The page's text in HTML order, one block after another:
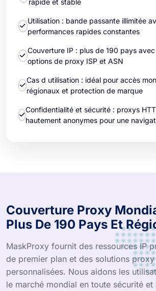
Utilisation : bande passante illimitée
performances rapides constantes
Couverture IP : plus de 190 pays
options de proxy ISP et ASN
Cas d utilisation : idéal pour accès
régionaux et protection de marque
Confidentialité et sécurité : proxys
hautement anonymes pour une
Couverture Proxy
Plus De 190 Pays Et
MaskProxy fournit des ressources IP
de premier plan et des solutions
personnalisées. Nous aidons les
le marché mondial en toute sécurité et